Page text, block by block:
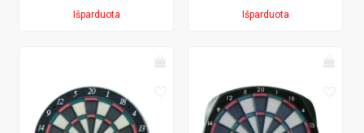
Išparduota Išparduota